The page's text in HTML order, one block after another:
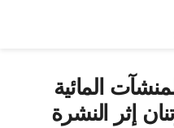
المائية
إثر النشرة